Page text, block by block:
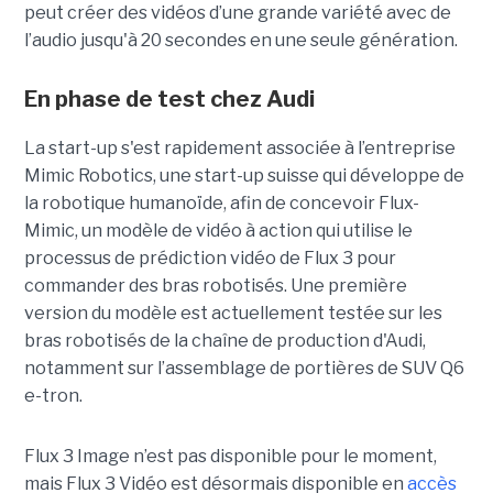
peut créer des vidéos d’une grande variété avec de
l’audio jusqu'à 20 secondes en une seule génération.
En phase de test chez Audi
La start-up s'est rapidement associée à l’entreprise
Mimic Robotics, une start-up suisse qui développe de
la robotique humanoïde, afin de concevoir Flux-
Mimic, un modèle de vidéo à action qui utilise le
processus de prédiction vidéo de Flux 3 pour
commander des bras robotisés. Une première
version du modèle est actuellement testée sur les
bras robotisés de la chaîne de production d'Audi,
notamment sur l’assemblage de portières de SUV Q6
e-tron.
Flux 3 Image n’est pas disponible pour le moment,
mais Flux 3 Vidéo est désormais disponible en accès